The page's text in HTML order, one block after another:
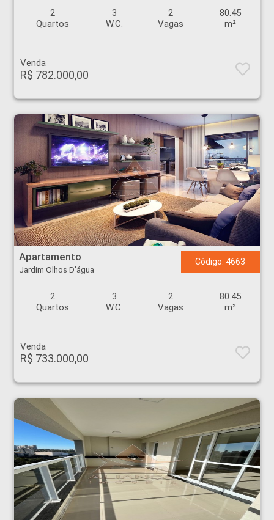
2
Quartos
3
W.C.
2
Vagas
80.45
m²
Venda
R$ 782.000,00
Apartamento - Jardim Olhos D'água - Ribeirão Preto
Apartamento
Jardim Olhos D'água
Código: 4663
2
Quartos
3
W.C.
2
Vagas
80.45
m²
Venda
R$ 733.000,00